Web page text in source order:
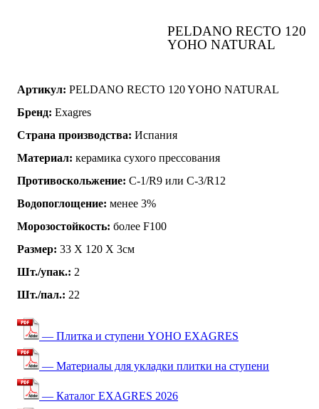
PELDANO RECTO 120
YOHO NATURAL
Артикул: PELDANO RECTO 120 YOHO NATURAL
Бренд: Exagres
Страна производства: Испания
Материал: керамика сухого прессования
Противоскольжение: C-1/R9 или C-3/R12
Водопоглощение: менее 3%
Морозостойкость: более F100
Размер: 33 Х 120 Х 3см
Шт./упак.: 2
Шт./пал.: 22
— Плитка и ступени YOHO EXAGRES
— Материалы для укладки плитки на ступени
— Каталог EXAGRES 2026